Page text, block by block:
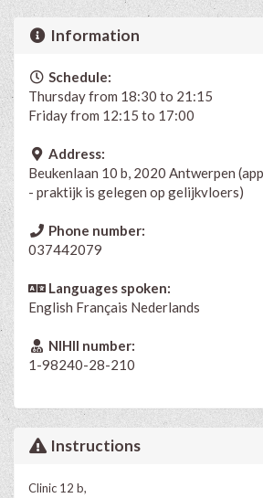
Information
Schedule:
Thursday from 18:30 to 21:15
Friday from 12:15 to 17:00
Address:
Beukenlaan 10 b, 2020 Antwerpen
- praktijk is gelegen op gelijkvloers)
Phone number:
037442079
Languages spoken:
English Français Nederlands
NIHII number:
1-98240-28-210
Instructions
Clinic 12 b,